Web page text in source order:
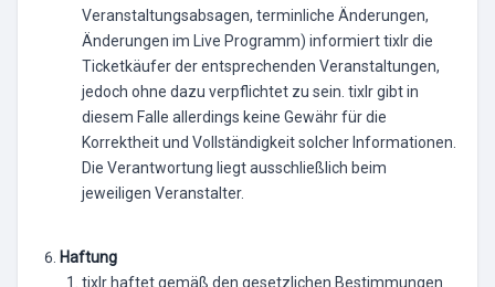
Veranstaltungsabsagen, terminliche Änderungen,
Änderungen im Live Programm) informiert tixlr die
Ticketkäufer der entsprechenden Veranstaltungen,
jedoch ohne dazu verpflichtet zu sein. tixlr gibt in
diesem Falle allerdings keine Gewähr für die
Korrektheit und Vollständigkeit solcher Informationen.
Die Verantwortung liegt ausschließlich beim
jeweiligen Veranstalter.
Haftung
tixlr haftet gemäß den gesetzlichen Bestimmungen